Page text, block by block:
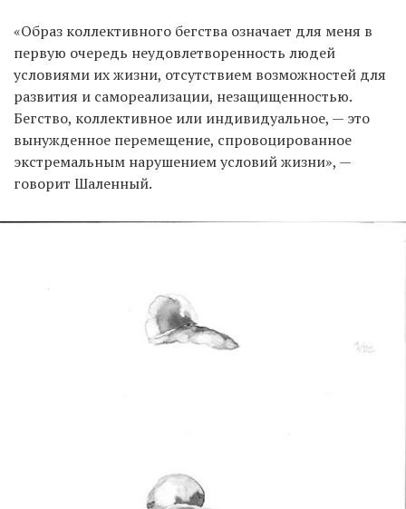
«Образ коллективного бегства означает для меня в
первую очередь неудовлетворенность людей
условиями их жизни, отсутствием возможностей для
развития и самореализации, незащищенностью.
Бегство, коллективное или индивидуальное, — это
вынужденное перемещение, спровоцированное
экстремальным нарушением условий жизни», —
говорит Шаленный.